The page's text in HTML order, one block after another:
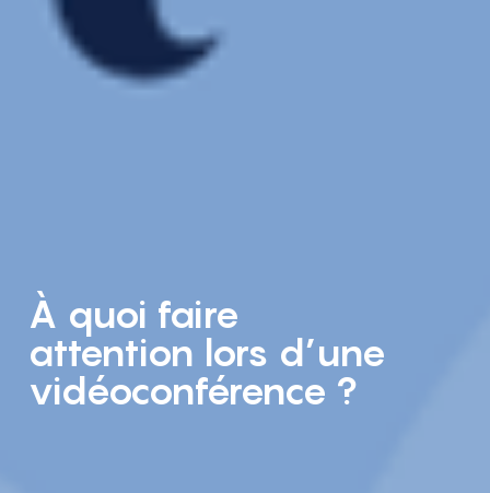
À quoi faire
attention lors d’une
vidéoconférence ?